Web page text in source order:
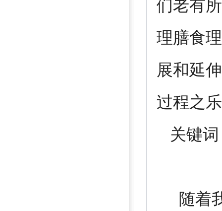
们老有
理膳食
展和延
过程之
关键词
随着我